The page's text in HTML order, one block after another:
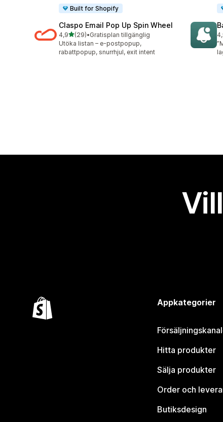
Built for Shopify
Claspo Email Pop Up Spin Wheel
4,9av 5 stjärnor
(29)
29 recensioner totalt
•Gratisplan tillgänglig
Utöka listan – e-postpopup,
rabattpopup, snurrhjul, exit intent
Appkategorier
Hitta produkter
Sälja produkter
Order och
Butiksdesign